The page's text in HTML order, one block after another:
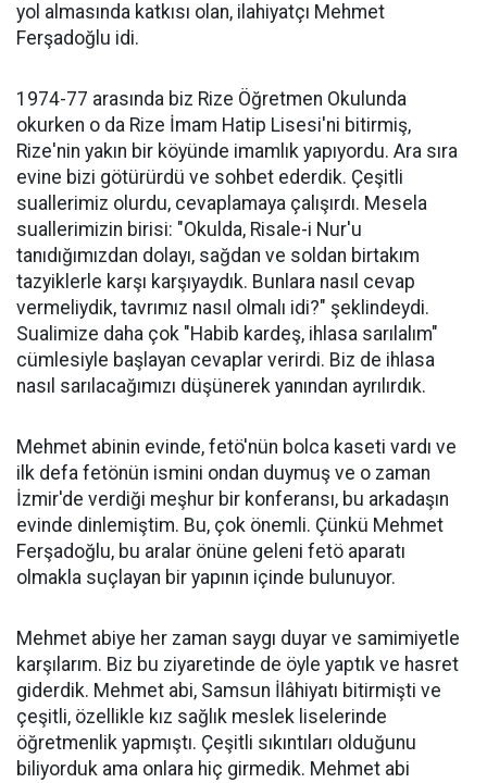
yol almasında katkısı olan, ilahiyatçı Mehmet
Ferşadoğlu idi.
1974-77 arasında biz Rize Öğretmen Okulunda
okurken o da Rize İmam Hatip Lisesi'ni bitirmiş,
Rize'nin yakın bir köyünde imamlık yapıyordu. Ara sıra
evine bizi götürürdü ve sohbet ederdik. Çeşitli
suallerimiz olurdu, cevaplamaya çalışırdı. Mesela
suallerimizin birisi: "Okulda, Risale-i Nur'u
tanıdığımızdan dolayı, sağdan ve soldan birtakım
tazyiklerle karşı karşıyaydık. Bunlara nasıl cevap
vermeliydik, tavrımız nasıl olmalı idi?" şeklindeydi.
Sualimize daha çok "Habib kardeş, ihlasa sarılalım"
cümlesiyle başlayan cevaplar verirdi. Biz de ihlasa
nasıl sarılacağımızı düşünerek yanından ayrılırdık.
Mehmet abinin evinde, fetö'nün bolca kaseti vardı ve
ilk defa fetönün ismini ondan duymuş ve o zaman
İzmir'de verdiği meşhur bir konferansı, bu arkadaşın
evinde dinlemiştim. Bu, çok önemli. Çünkü Mehmet
Ferşadoğlu, bu aralar önüne geleni fetö aparatı
olmakla suçlayan bir yapının içinde bulunuyor.
Mehmet abiye her zaman saygı duyar ve samimiyetle
karşılarım. Biz bu ziyaretinde de öyle yaptık ve hasret
giderdik. Mehmet abi, Samsun İlâhiyatı bitirmişti ve
çeşitli, özellikle kız sağlık meslek liselerinde
öğretmenlik yapmıştı. Çeşitli sıkıntıları olduğunu
biliyorduk ama onlara hiç girmedik. Mehmet abi